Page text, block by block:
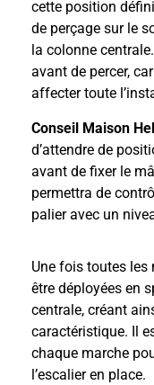
cette position
de perçage sur le
la colonne
avant de percer,
affecter toute
Conseil Maison
d’attendre de
avant de fixer le
permettra de
palier avec un
Une fois toutes les
être déployées en
centrale, créant
caractéristique. Il
chaque marche
l’escalier en place.